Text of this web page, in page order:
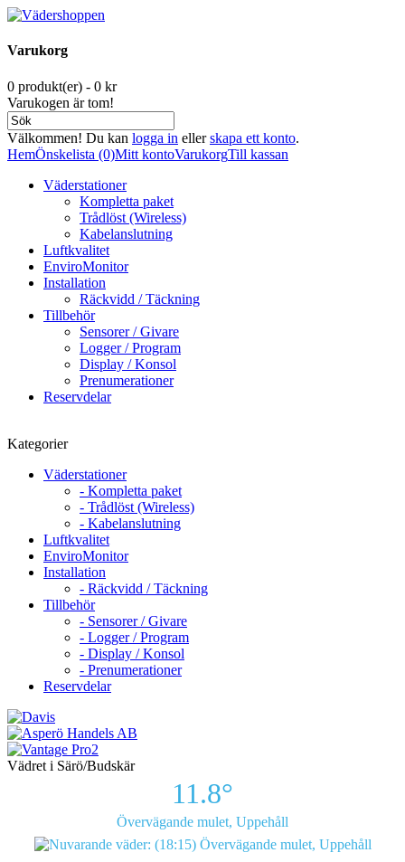
Varukorg
0 produkt(er) - 0 kr
Varukogen är tom!
Välkommen! Du kan logga in ellerskapa ett konto.
HemÖnskelista (0)Mitt kontoVarukorgTill kassan
Väderstationer
Kompletta paket
Trådlöst (Wireless)
Kabelanslutning
Luftkvalitet
EnviroMonitor
Installation
Räckvidd / Täckning
Tillbehör
Sensorer / Givare
Logger / Program
Display / Konsol
Prenumerationer
Reservdelar
Kategorier
Väderstationer
- Kompletta paket
- Trådlöst (Wireless)
- Kabelanslutning
Luftkvalitet
EnviroMonitor
Installation
- Räckvidd / Täckning
Tillbehör
- Sensorer / Givare
- Logger / Program
- Display / Konsol
- Prenumerationer
Reservdelar
Vädret i Särö/Budskär
11.8°
Övervägande mulet, Uppehåll